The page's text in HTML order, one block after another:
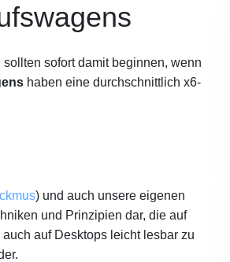
sofort damit beginnen, wenn
haben eine durchschnittlich x6-
) und auch unsere eigenen
und Prinzipien dar, die auf
auf Desktops leicht lesbar zu